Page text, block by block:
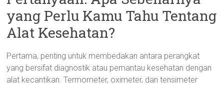
yang Perlu Kamu Tahu Tentang
Alat Kesehatan?
Pertama, penting untuk membedakan antara perangkat
yang bersifat diagnostik atau pemantau kesehatan dengan
alat kecantikan. Termometer, oximeter, dan tensimeter